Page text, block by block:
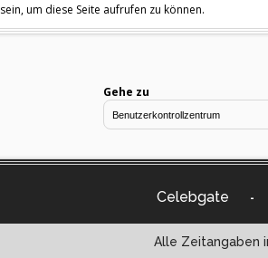
sein, um diese Seite aufrufen zu können.
Gehe zu
Celebgate -
Alle Zeitangaben